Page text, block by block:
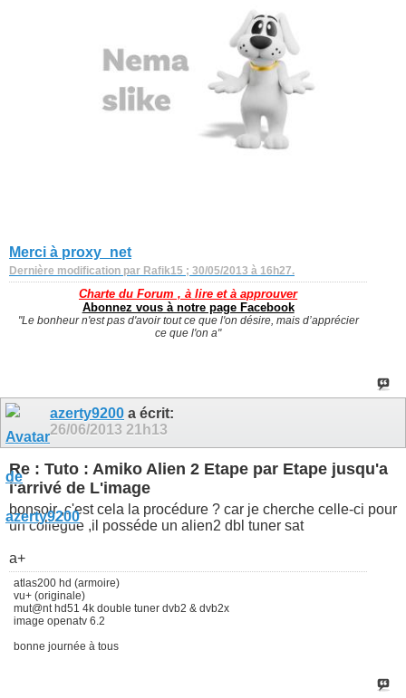
Merci à proxy_net
Dernière modification par Rafik15 ; 30/05/2013 à 16h27.
Charte du Forum , à lire et à approuver
Abonnez vous à notre page Facebook
"Le bonheur n'est pas d'avoir tout ce que l'on désire, mais d’apprécier
ce que l'on a"
azerty9200 a écrit:
26/06/2013 21h13
Re : Tuto : Amiko Alien 2 Etape par Etape jusqu'a
l'arrivé de L'image
bonsoir ,c'est cela la procédure ? car je cherche celle-ci pour
un collégue ,il posséde un alien2 dbl tuner sat
a+
atlas200 hd (armoire)
vu+ (originale)
mut@nt hd51 4k double tuner dvb2 & dvb2x
image openatv 6.2
bonne journée à tous